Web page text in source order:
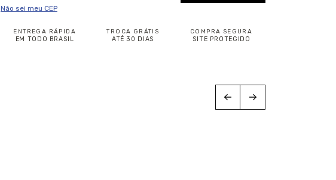
Não sei meu CEP
ENTREGA RÁPIDA
EM TODO BRASIL
TROCA GRÁTIS
ATÉ 30 DIAS
COMPRA SEGURA
SITE PROTEGIDO